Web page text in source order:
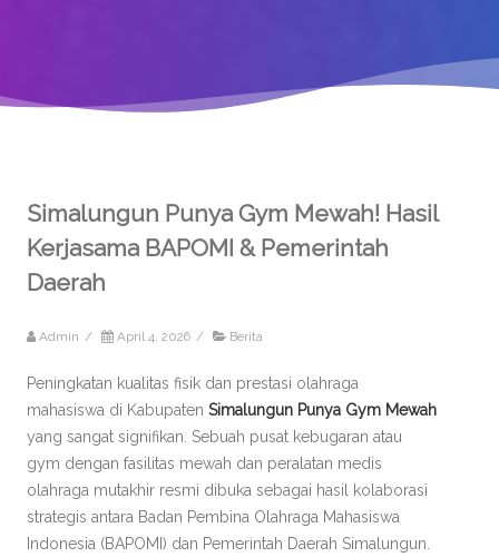
Simalungun Punya Gym Mewah! Hasil
Kerjasama BAPOMI & Pemerintah
Daerah
Admin / April 4, 2026 / Berita
Peningkatan kualitas fisik dan prestasi olahraga
mahasiswa di Kabupaten Simalungun Punya Gym Mewah
yang sangat signifikan. Sebuah pusat kebugaran atau
gym dengan fasilitas mewah dan peralatan medis
olahraga mutakhir resmi dibuka sebagai hasil kolaborasi
strategis antara Badan Pembina Olahraga Mahasiswa
Indonesia (BAPOMI) dan Pemerintah Daerah Simalungun.